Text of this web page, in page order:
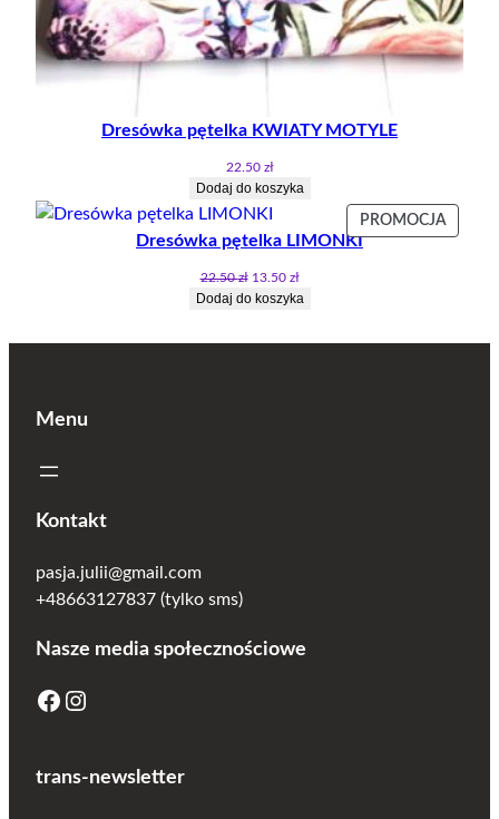
Dresówka pętelka KWIATY MOTYLE
22.50 zł
Dodaj do koszyka
PROMOCJA
W
Dresówka pętelka LIMONKI
22.50zł Pierwotna
cena
13.50 złAktualna
cena
Dodaj do koszyka
Menu
Kontakt
pasja.julii@gmail.com
+48663127837 (tylko sms)
Nasze media społecznościowe
Facebook Instagram
trans-newsletter